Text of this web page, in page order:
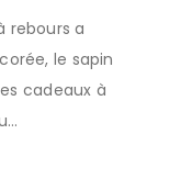
rebours a
le sapin
cadeaux à